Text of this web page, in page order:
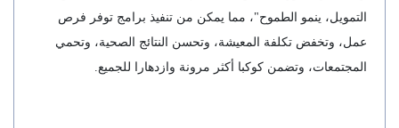
التمويل، ينمو الطموح"، مما يمكن من تنفيذ برامج توفر فرص
عمل، وتخفض تكلفة المعيشة، وتحسن النتائج الصحية، وتحمي
المجتمعات، وتضمن كوكبا أكثر مرونة وازدهارا للجميع.